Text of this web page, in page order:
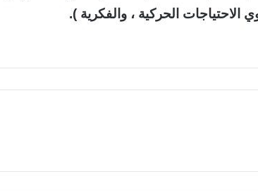
الاحتياجات الحركية ، والفكرية ).